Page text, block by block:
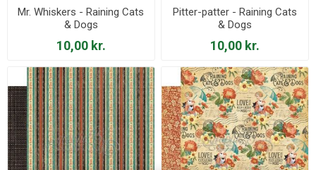
Mr. Whiskers - Raining Cats
& Dogs
10,00 kr.
Pitter-patter - Raining Cats
& Dogs
10,00 kr.